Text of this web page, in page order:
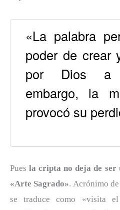
«La palabra
poder de crear
por Dios a
embargo, la
provocó su
Puesla cripta no deja de
«Arte Sagrado». Acrónimo
se traduce como «visita